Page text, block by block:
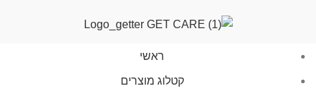
ראשי
קטלוג מוצרים